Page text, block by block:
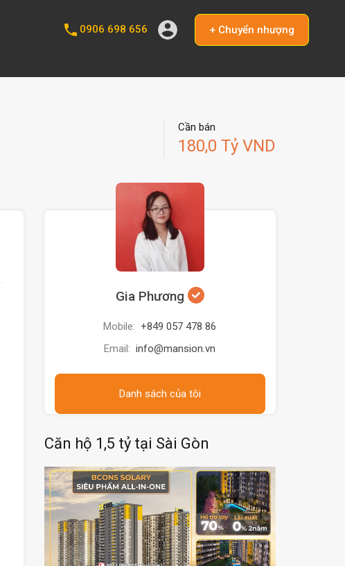
0906 698 656 + Chuyển nhượng
Cần bán
180,0 Tỷ VND
Gia Phương
Mobile: +849 057 478 86
Email: info@mansion.vn
Danh sách của tôi
Căn hộ 1,5 tỷ tại Sài Gòn